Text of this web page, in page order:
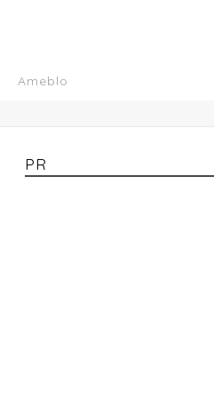
Ameblo
PR